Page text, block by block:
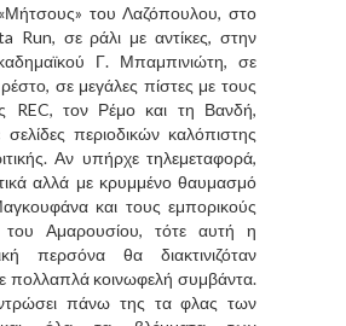
του Λαζόπουλου, στο
Run, σε ράλι με αντίκες, στην
Γ. Μπαμπινιώτη, σε
σε μεγάλες πίστες με τους
REC, τον Ρέμο και τη Βανδή,
περιοδικών καλόπιστης
Αν υπήρχε τηλεμεταφορά,
αλλά με κρυμμένο θαυμασμό
και τους εμπορικούς
του Αμαρουσίου, τότε αυτή η
περσόνα θα διακτινιζόταν
πολλαπλά κοινωφελή συμβάντα.
πάνω της τα φλας των